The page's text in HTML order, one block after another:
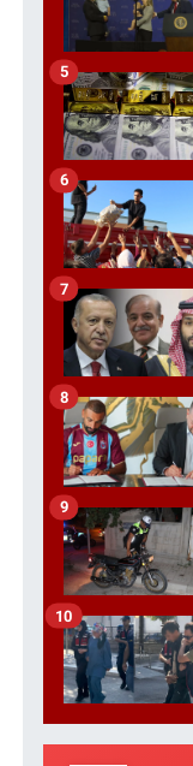
5
6
7
8
9
10